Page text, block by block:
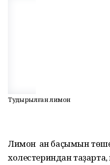
Туңдырылған лимон
Лимон ҡан баҫымын
холестериндан